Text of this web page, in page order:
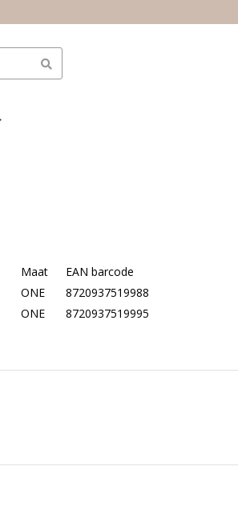
Maat
EAN barcode
ONE
8720937519988
ONE 8720937519995